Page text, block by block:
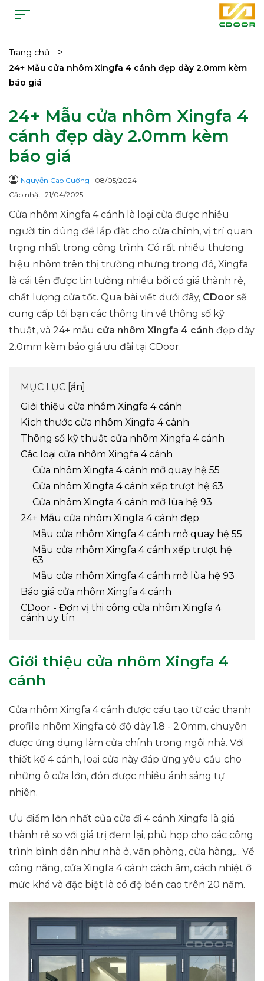
Trang chủ >
24+ Mẫu cửa nhôm Xingfa 4 cánh đẹp dày 2.0mm kèm
báo giá
24+ Mẫu cửa nhôm Xingfa 4
cánh đẹp dày 2.0mm kèm
báo giá
Nguyễn Cao Cường
08/05/2024
Cập nhật: 21/04/2025
Cửa nhôm Xingfa 4 cánh là loại cửa được nhiều
người tin dùng để lắp đặt cho cửa chính, vị trí quan
trọng nhất trong công trình. Có rất nhiều thương
hiệu nhôm trên thị trường nhưng trong đó, Xingfa
là cái tên được tin tưởng nhiều bởi có giá thành rẻ,
chất lượng cửa tốt. Qua bài viết dưới đây, CDoor sẽ
cung cấp tới bạn các thông tin về thông số kỹ
thuật, và 24+ mẫu cửa nhôm Xingfa 4 cánh đẹp dày
2.0mm kèm báo giá ưu đãi tại CDoor.
MỤC LỤC [ẩn]
Giới thiệu cửa nhôm Xingfa 4 cánh
Kích thước cửa nhôm Xingfa 4 cánh
Thông số kỹ thuật cửa nhôm Xingfa 4 cánh
Các loại cửa nhôm Xingfa 4 cánh
Cửa nhôm Xingfa 4 cánh mở quay hệ 55
Cửa nhôm Xingfa 4 cánh xếp trượt hệ 63
Cửa nhôm Xingfa 4 cánh mở lùa hệ 93
24+ Mẫu cửa nhôm Xingfa 4 cánh đẹp
Mẫu cửa nhôm Xingfa 4 cánh mở quay hệ 55
Mẫu cửa nhôm Xingfa 4 cánh xếp trượt hệ
63
Mẫu cửa nhôm Xingfa 4 cánh mở lùa hệ 93
Báo giá cửa nhôm Xingfa 4 cánh
CDoor - Đơn vị thi công cửa nhôm Xingfa 4
cánh uy tín
Giới thiệu cửa nhôm Xingfa 4
cánh
Cửa nhôm Xingfa 4 cánh được cấu tạo từ các thanh
profile nhôm Xingfa có độ dày 1.8 - 2.0mm, chuyên
được ứng dụng làm cửa chính trong ngôi nhà. Với
thiết kế 4 cánh, loại cửa này đáp ứng yêu cầu cho
những ô cửa lớn, đón được nhiều ánh sáng tự
nhiên.
Ưu điểm lớn nhất của cửa đi 4 cánh Xingfa là giá
thành rẻ so với giá trị đem lại, phù hợp cho các công
trình bình dân như nhà ở, văn phòng, cửa hàng,... Về
công năng, cửa Xingfa 4 cánh cách âm, cách nhiệt ở
mức khá và đặc biệt là có độ bền cao trên 20 năm.